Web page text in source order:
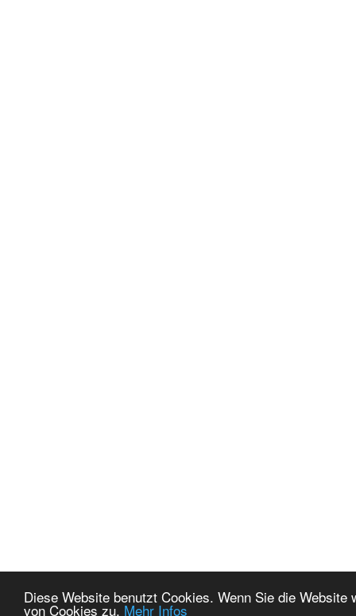
Diese Website benutzt Cookies. Wenn Sie die
von Cookies zu. Mehr Infos